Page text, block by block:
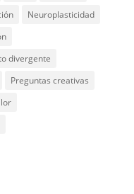
Neuroplasticidad
divergente
Preguntas creativas